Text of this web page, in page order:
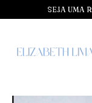
SEJA UMA